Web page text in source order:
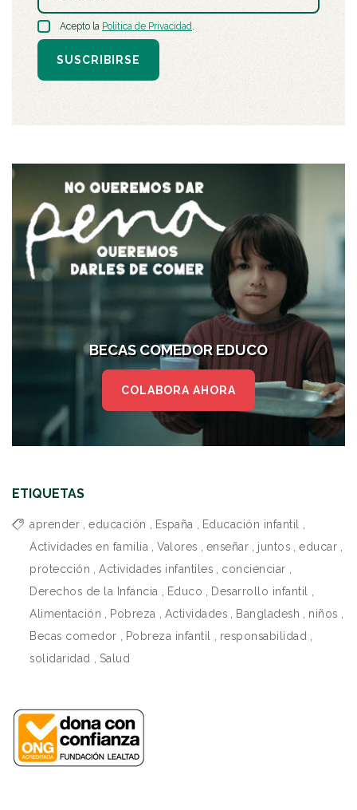
Acepto la Política de Privacidad.
SUSCRIBIRSE
BECAS COMEDOR EDUCO
COLABORA AHORA
ETIQUETAS
aprender , educación , España , Educación infantil ,
Actividades en familia , Valores , enseñar , juntos , educar ,
protección , Actividades infantiles , concienciar ,
Derechos de la Infancia , Educo , Desarrollo infantil ,
Alimentación , Pobreza , Actividades , Bangladesh , niños ,
Becas comedor , Pobreza infantil , responsabilidad ,
solidaridad , Salud